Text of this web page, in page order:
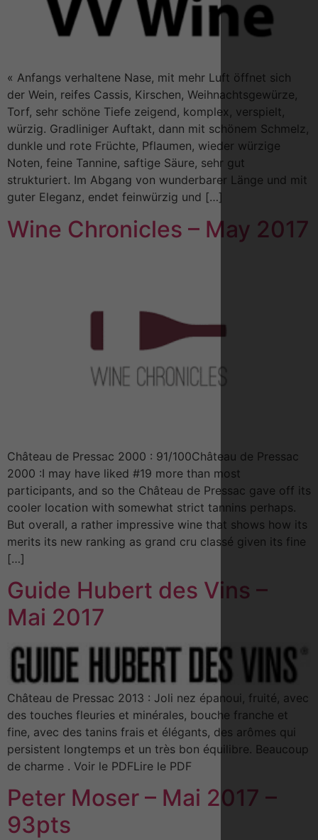
« Anfangs verhaltene Nase, mit mehr Luft öffnet sich
der Wein, reifes Cassis, Kirschen, Weihnachtsgewürze,
Torf, sehr schöne Tiefe zeigend, komplex, verspielt,
würzig. Gradliniger Auftakt, dann mit schönem Schmelz,
dunkle und rote Früchte, Pflaumen, wieder würzige
Noten, feine Tannine, saftige Säure, sehr gut
strukturiert. Im Abgang von wunderbarer Länge und mit
guter Eleganz, endet feinwürzig und […]
Wine Chronicles – May 2017
Château de Pressac 2000 : 91/100Château de Pressac
2000 :I may have liked #19 more than most
participants, and so the Château de Pressac gave off its
cooler location with somewhat strict tannins perhaps.
But overall, a rather impressive wine that shows how its
merits its new ranking as grand cru classé given its fine
[…]
Guide Hubert des Vins –
Mai 2017
Château de Pressac 2013 : Joli nez épanoui, fruité, avec
des touches fleuries et minérales, bouche franche et
fine, avec des tanins frais et élégants, des arômes qui
persistent longtemps et un très bon équilibre. Beaucoup
de charme . Voir le PDFLire le PDF
Peter Moser – Mai 2017 –
93pts